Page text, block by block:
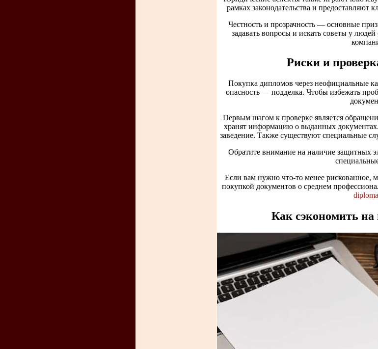
рамках законодательства и
Честность и прозрачность — основные
задавать вопросы и искать советы у
Риски и
Покупка дипломов через неофициальные
опасность — подделка. Чтобы избежать
Первым шагом к проверке является
хранят информацию о выданных
заведение. Также существуют специальные
Обратите внимание на наличие защитных
Если вам нужно что-то менее рискованное,
покупкой документов о среднем
Как сэкономить